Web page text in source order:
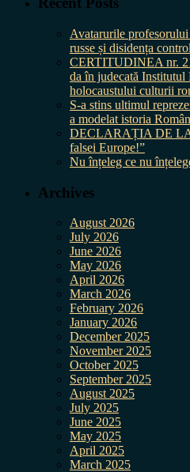
Avatarurile
russe și disidența
CERTITUDINEA nr.
da în judecată Institutul
holocaustului culturii
S-a stins ultimul
a modelat istoria
DECLARAȚIA DE LA
falsei Europe!”
Nu înțeleg ce nu
Archives
August 2026
July 2026
June 2026
May 2026
April 2026
March 2026
February 2026
January 2026
December 2025
November 2025
October 2025
September 2025
August 2025
July 2025
June 2025
May 2025
April 2025
March 2025